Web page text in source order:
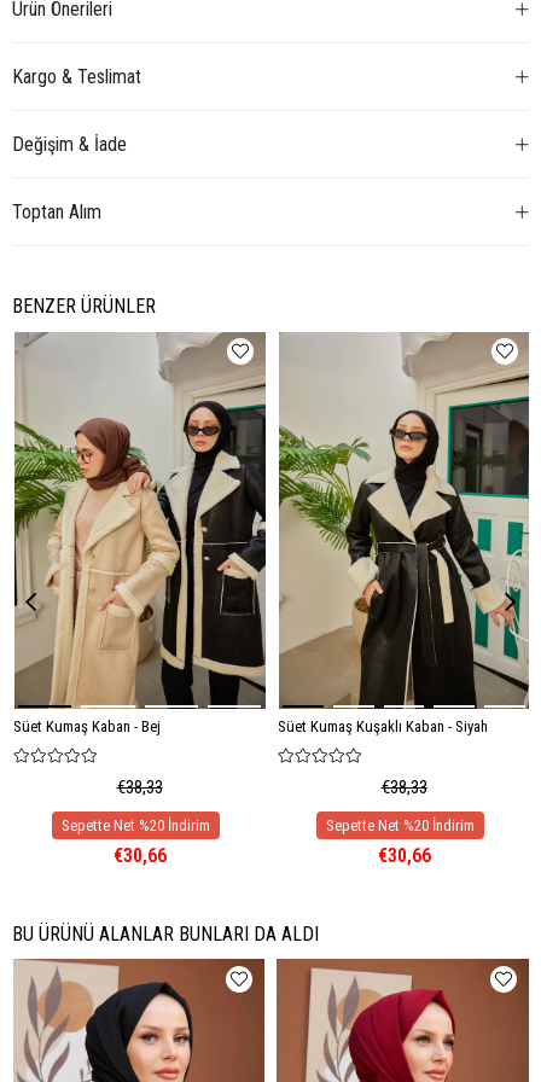
Ürün Önerileri
Kargo & Teslimat
Değişim & İade
Toptan Alım
BENZER ÜRÜNLER
Süet Kumaş Kaban - Bej
€38,33
€30,66
Süet Kumaş Kuşaklı Kaban - Siyah
€38,33
€30,66
BU ÜRÜNÜ ALANLAR BUNLARI DA ALDI